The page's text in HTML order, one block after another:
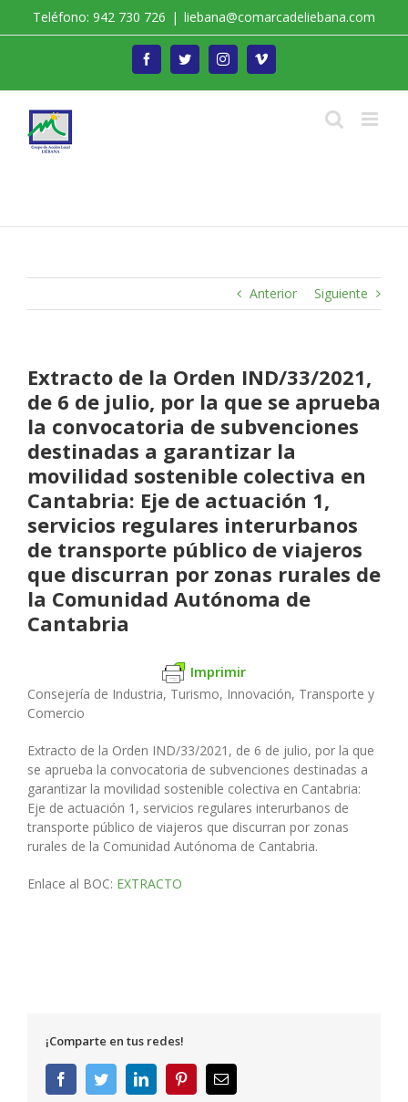
Teléfono: 942 730 726 | liebana@comarcadeliebana.com
FacebookTwitterInstagramVimeo
Anterior Siguiente
Extracto de la Orden IND/33/2021,
de 6 de julio, por la que se aprueba
la convocatoria de subvenciones
destinadas a garantizar la
movilidad sostenible colectiva en
Cantabria: Eje de actuación 1,
servicios regulares interurbanos
de transporte público de viajeros
que discurran por zonas rurales de
la Comunidad Autónoma de
Cantabria
Imprimir
Consejería de Industria, Turismo, Innovación, Transporte y
Comercio
Extracto de la Orden IND/33/2021, de 6 de julio, por la que
se aprueba la convocatoria de subvenciones destinadas a
garantizar la movilidad sostenible colectiva en Cantabria:
Eje de actuación 1, servicios regulares interurbanos de
transporte público de viajeros que discurran por zonas
rurales de la Comunidad Autónoma de Cantabria.
Enlace al BOC: EXTRACTO
¡Comparte en tus redes!
FacebookTwitterLinkedInPinterestCorreo
electrónico